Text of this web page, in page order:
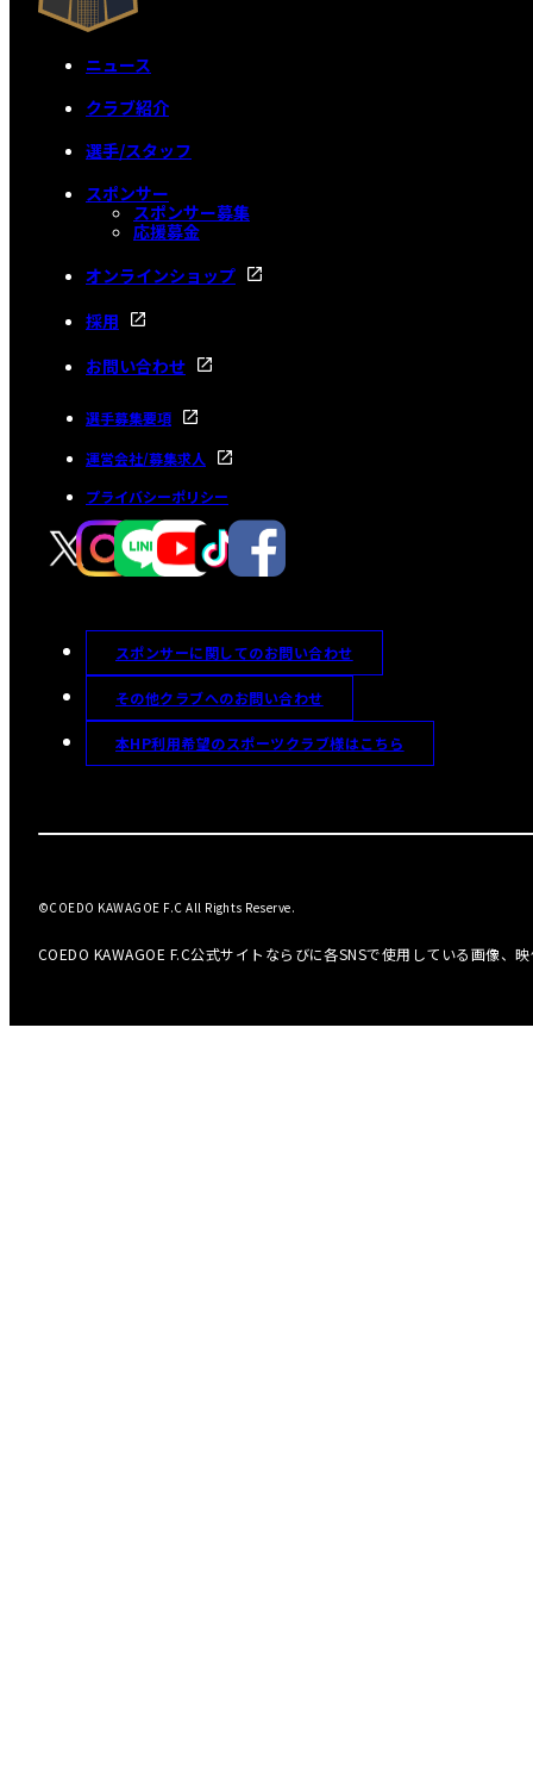
ニュース
クラブ紹介
選手/スタッフ
スポンサー
スポンサー募集
応援募金
オンラインショップ
採用
お問い合わせ
選手募集要項
運営会社/募集求人
プライバシーポリシー
スポンサーに関してのお問い合わせ
その他クラブへのお問い合わせ
本HP利用希望のスポーツクラブ様はこちら
COEDO KAWAGOE F.C公式サイトならびに各SNSで使用している画像、
©COEDO KAWAGOE F.C All Rights Reserve.